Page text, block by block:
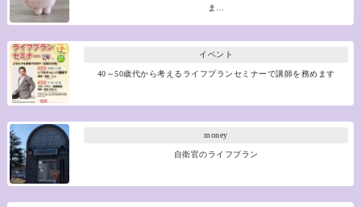
ま…
イベント
40～50歳代から考えるライフプランセミナーで講師を務めます
money
自衛官のライフプラン